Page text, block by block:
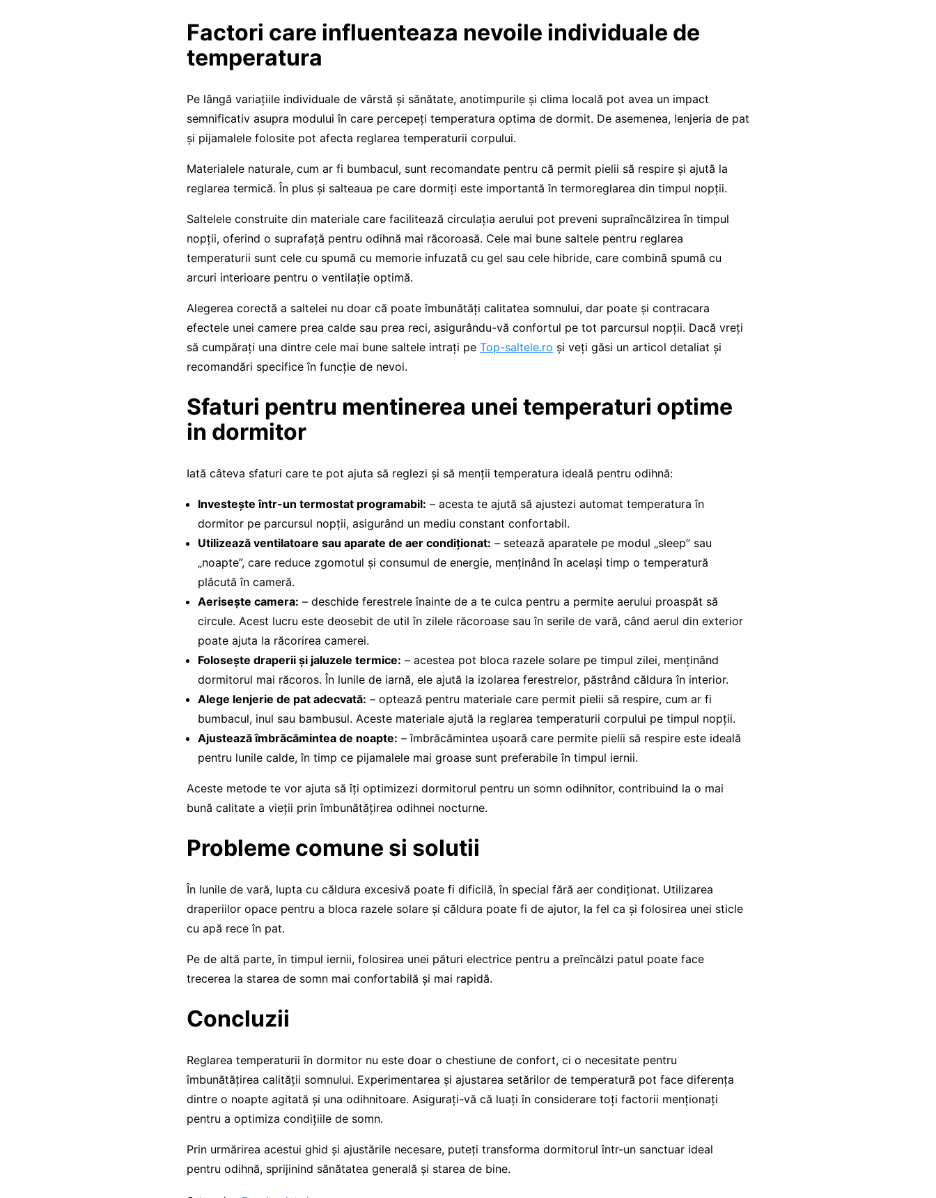
Factori care influenteaza nevoile individuale de
temperatura
Pe lângă variațiile individuale de vârstă și sănătate, anotimpurile și clima locală pot avea un impact
semnificativ asupra modului în care percepeți temperatura optima de dormit. De asemenea, lenjeria de pat
și pijamalele folosite pot afecta reglarea temperaturii corpului.
Materialele naturale, cum ar fi bumbacul, sunt recomandate pentru că permit pielii să respire și ajută la
reglarea termică. În plus și salteaua pe care dormiți este importantă în termoreglarea din timpul nopții.
Saltelele construite din materiale care facilitează circulația aerului pot preveni supraîncălzirea în timpul
nopții, oferind o suprafață pentru odihnă mai răcoroasă. Cele mai bune saltele pentru reglarea
temperaturii sunt cele cu spumă cu memorie infuzată cu gel sau cele hibride, care combină spumă cu
arcuri interioare pentru o ventilație optimă.
Alegerea corectă a saltelei nu doar că poate îmbunătăți calitatea somnului, dar poate și contracara
efectele unei camere prea calde sau prea reci, asigurându-vă confortul pe tot parcursul nopții. Dacă vreți
să cumpărați una dintre cele mai bune saltele intrați pe Top-saltele.ro și veți găsi un articol detaliat și
recomandări specifice în funcție de nevoi.
Sfaturi pentru mentinerea unei temperaturi optime
in dormitor
Iată câteva sfaturi care te pot ajuta să reglezi și să menții temperatura ideală pentru odihnă:
Investește într-un termostat programabil: – acesta te ajută să ajustezi automat temperatura în
dormitor pe parcursul nopții, asigurând un mediu constant confortabil.
Utilizează ventilatoare sau aparate de aer condiționat: – setează aparatele pe modul „sleep” sau
„noapte”, care reduce zgomotul și consumul de energie, menținând în același timp o temperatură
plăcută în cameră.
Aerisește camera: – deschide ferestrele înainte de a te culca pentru a permite aerului proaspăt să
circule. Acest lucru este deosebit de util în zilele răcoroase sau în serile de vară, când aerul din exterior
poate ajuta la răcorirea camerei.
Folosește draperii și jaluzele termice: – acestea pot bloca razele solare pe timpul zilei, menținând
dormitorul mai răcoros. În lunile de iarnă, ele ajută la izolarea ferestrelor, păstrând căldura în interior.
Alege lenjerie de pat adecvată: – optează pentru materiale care permit pielii să respire, cum ar fi
bumbacul, inul sau bambusul. Aceste materiale ajută la reglarea temperaturii corpului pe timpul nopții.
Ajustează îmbrăcămintea de noapte: – îmbrăcămintea ușoară care permite pielii să respire este ideală
pentru lunile calde, în timp ce pijamalele mai groase sunt preferabile în timpul iernii.
Aceste metode te vor ajuta să îți optimizezi dormitorul pentru un somn odihnitor, contribuind la o mai
bună calitate a vieții prin îmbunătățirea odihnei nocturne.
Probleme comune si solutii
În lunile de vară, lupta cu căldura excesivă poate fi dificilă, în special fără aer condiționat. Utilizarea
draperiilor opace pentru a bloca razele solare și căldura poate fi de ajutor, la fel ca și folosirea unei sticle
cu apă rece în pat.
Pe de altă parte, în timpul iernii, folosirea unei pături electrice pentru a preîncălzi patul poate face
trecerea la starea de somn mai confortabilă și mai rapidă.
Concluzii
Reglarea temperaturii în dormitor nu este doar o chestiune de confort, ci o necesitate pentru
îmbunătățirea calității somnului. Experimentarea și ajustarea setărilor de temperatură pot face diferența
dintre o noapte agitată și una odihnitoare. Asigurați-vă că luați în considerare toți factorii menționați
pentru a optimiza condițiile de somn.
Prin urmărirea acestui ghid și ajustările necesare, puteți transforma dormitorul într-un sanctuar ideal
pentru odihnă, sprijinind sănătatea generală și starea de bine.